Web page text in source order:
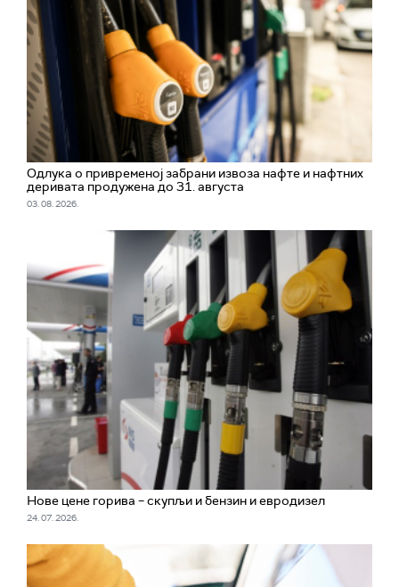
Одлука о привременој забрани извоза нафте и нафтних
деривата продужена до 31. августа
03. 08. 2026.
Нове цене горива – скупљи и бензин и евродизел
24. 07. 2026.